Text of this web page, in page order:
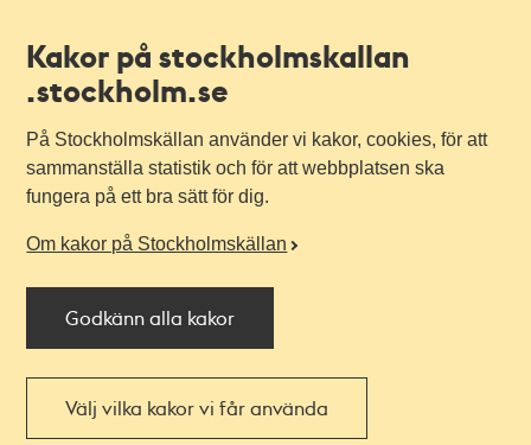
Kakor på stockholmskallan
.stockholm.se
På Stockholmskällan använder vi kakor, cookies, för att
sammanställa statistik och för att webbplatsen ska
fungera på ett bra sätt för dig.
Om kakor på Stockholmskällan
Godkänn alla kakor
Välj vilka kakor vi får använda